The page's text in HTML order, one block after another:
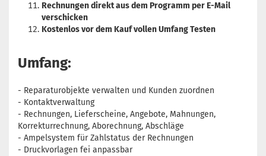
Rechnungen direkt aus dem Programm per E-Mail
verschicken
Kostenlos vor dem Kauf vollen Umfang Testen
Umfang:
- Reparaturobjekte verwalten und Kunden zuordnen
- Kontaktverwaltung
- Rechnungen, Lieferscheine, Angebote, Mahnungen,
Korrekturrechnung, Aborechnung, Abschläge
- Ampelsystem für Zahlstatus der Rechnungen
- Druckvorlagen fei anpassbar